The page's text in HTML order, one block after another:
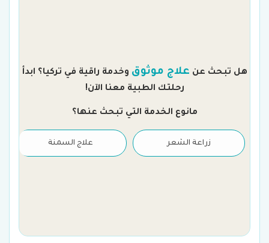
هل تبحث عن علاج موثوق وخدمة راقية في تركيا؟ ابدأ
رحلتك الطبية معنا الآن!
مانوع الخدمة التي تبحث عنها؟
زراعة الشعر علاج السمنة